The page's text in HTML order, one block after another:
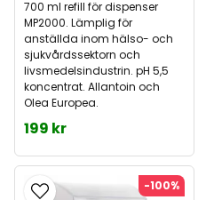
700 ml refill för dispenser
MP2000. Lämplig för
anställda inom hälso- och
sjukvårdssektorn och
livsmedelsindustrin. pH 5,5
koncentrat. Allantoin och
Olea Europea.
199 kr
-100%